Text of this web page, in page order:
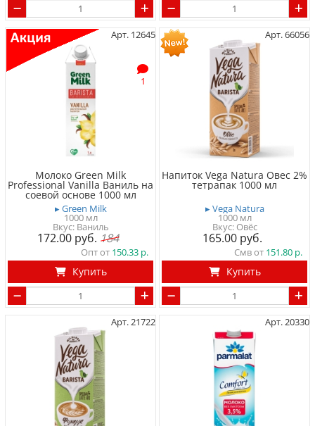
Арт. 12645
1
Молоко Green Milk
Professional Vanilla Ваниль на
соевой основе 1000 мл
▸ Green Milk
1000 мл
Вкус: Ваниль
172.00 184
Опт от 150.33
Купить
Арт. 66056
Напиток Vega Natura Овес 2%
тетрапак 1000 мл
▸ Vega Natura
1000 мл
Вкус: Овёс
165.00
Смв от 151.80
Купить
Арт. 21722 Арт. 20330